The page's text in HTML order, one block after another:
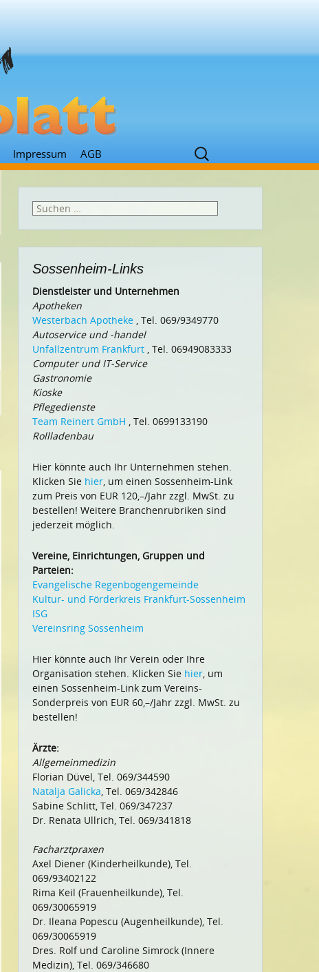
Impressum AGB
Suchen
nach:
Suchen
Sossenheim-Links
Dienstleister und Unternehmen
Apotheken
Westerbach Apotheke , Tel. 069/9349770
Autoservice und -handel
Unfallzentrum Frankfurt , Tel. 06949083333
Computer und IT-Service
Gastronomie
Kioske
Pflegedienste
Team Reinert GmbH , Tel. 0699133190
Rollladenbau
Hier könnte auch Ihr Unternehmen stehen.
Klicken Sie hier, um einen Sossenheim-Link
zum Preis von EUR 120,–/Jahr zzgl. MwSt. zu
bestellen! Weitere Branchenrubriken sind
jederzeit möglich.
Vereine, Einrichtungen, Gruppen und
Parteien:
Evangelische Regenbogengemeinde
Kultur- und Förderkreis Frankfurt-Sossenheim
ISG
Vereinsring Sossenheim
Hier könnte auch Ihr Verein oder Ihre
Organisation stehen. Klicken Sie hier, um
einen Sossenheim-Link zum Vereins-
Sonderpreis von EUR 60,–/Jahr zzgl. MwSt. zu
bestellen!
Ärzte:
Allgemeinmedizin
Florian Düvel, Tel. 069/344590
Natalja Galicka, Tel. 069/342846
Sabine Schlitt, Tel. 069/347237
Dr. Renata Ullrich, Tel. 069/341818
Facharztpraxen
Axel Diener (Kinderheilkunde), Tel.
069/93402122
Rima Keil (Frauenheilkunde), Tel.
069/30065919
Dr. Ileana Popescu (Augenheilkunde), Tel.
069/30065919
Dres. Rolf und Caroline Simrock (Innere
Medizin), Tel. 069/346680